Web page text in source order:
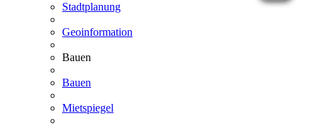
Stadtplanung
Geoinformation
Bauen
Bauen
Mietspiegel